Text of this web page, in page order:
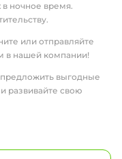
ночное время.
или отправляйте
в нашей компании!
выгодные
развивайте свою